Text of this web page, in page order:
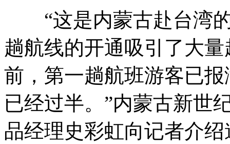
“这是内蒙古赴台湾的
趟航线的开通吸引了大
前，第一趟航班游客已
已经过半。”内蒙古新世
品经理史彩虹向记者介绍